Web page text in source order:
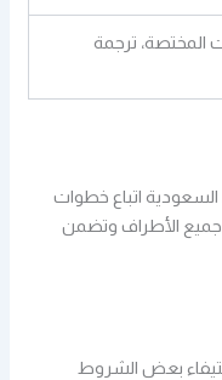
ترجمة
اتباع خطوات
الأطراف وتضمن
بعض الشروط